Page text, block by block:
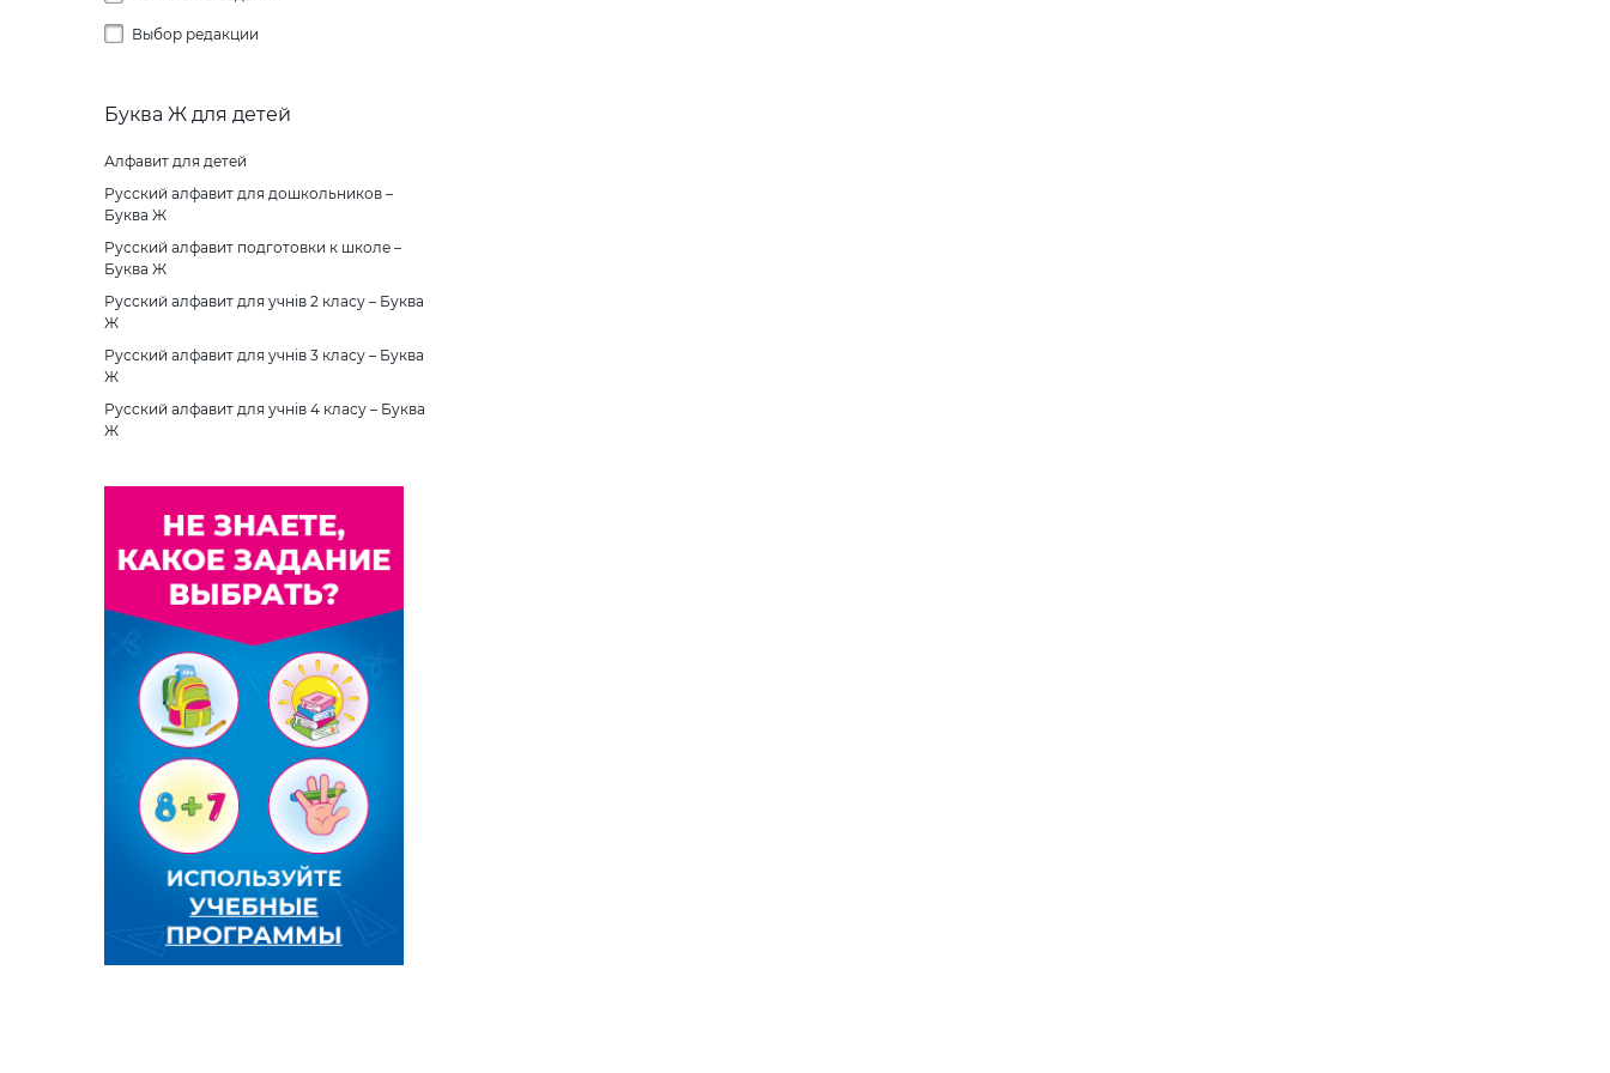
Правильный порядок
Предметные ассоциации
Шифры и коды
Найди тень
Выбор редакции
Буква Ж для детей
Алфавит для детей
Русский алфавит для дошкольников –
Буква Ж
Русский алфавит подготовки к школе –
Буква Ж
Русский алфавит для учнів 2 класу – Буква
Ж
Русский алфавит для учнів 3 класу – Буква
Ж
Русский алфавит для учнів 4 класу – Буква
Ж